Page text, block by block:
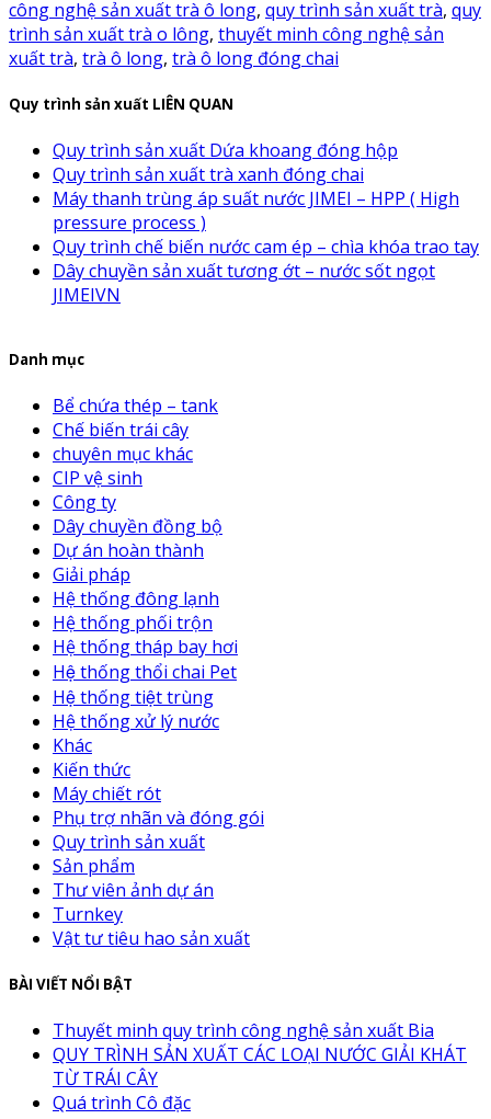
công nghệ sản xuất trà ô long, quy trình sản xuất trà, quy
trình sản xuất trà o lông, thuyết minh công nghệ sản
xuất trà, trà ô long, trà ô long đóng chai
Quy trình sản xuất LIÊN QUAN
Quy trình sản xuất Dứa khoang đóng hộp
Quy trình sản xuất trà xanh đóng chai
Máy thanh trùng áp suất nước JIMEI – HPP ( High
pressure process )
Quy trình chế biến nước cam ép – chìa khóa trao tay
Dây chuyền sản xuất tương ớt – nước sốt ngọt
JIMEIVN
Danh mục
Bể chứa thép – tank
Chế biến trái cây
chuyên mục khác
CIP vệ sinh
Công ty
Dây chuyền đồng bộ
Dự án hoàn thành
Giải pháp
Hệ thống đông lạnh
Hệ thống phối trộn
Hệ thống tháp bay hơi
Hệ thống thổi chai Pet
Hệ thống tiệt trùng
Hệ thống xử lý nước
Khác
Kiến thức
Máy chiết rót
Phụ trợ nhãn và đóng gói
Quy trình sản xuất
Sản phẩm
Thư viên ảnh dự án
Turnkey
Vật tư tiêu hao sản xuất
BÀI VIẾT NỔI BẬT
Thuyết minh quy trình công nghệ sản xuất Bia
QUY TRÌNH SẢN XUẤT CÁC LOẠI NƯỚC GIẢI KHÁT
TỪ TRÁI CÂY
Quá trình Cô đặc